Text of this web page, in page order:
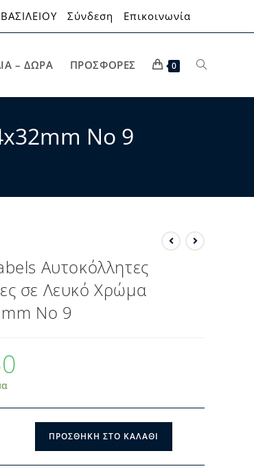
Σύνδεση Επικοινωνία
– ΔΏΡΑ ΠΡΟΣΦΟΡΈΣ 0
Νο 9
Αυτοκόλλητες
σε Λευκό Χρώμα
Νο 9
ΠΡΟΣΘΉΚΗ ΣΤΟ ΚΑΛΆΘΙ